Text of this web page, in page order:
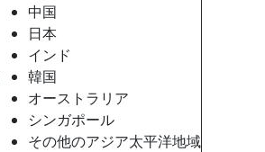
中国
日本
インド
韓国
オーストラリア
シンガポール
その他のアジア太平洋地域